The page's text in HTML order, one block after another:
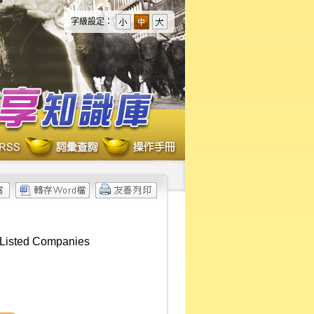
字級設定：
Companies